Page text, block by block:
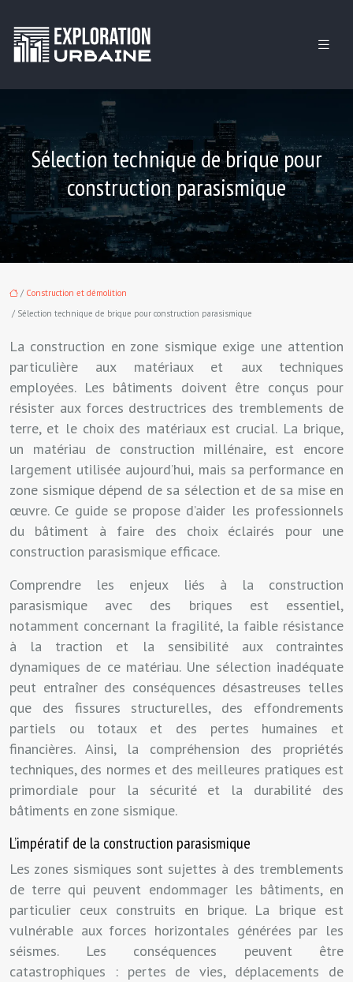
Sélection technique de brique pour
construction parasismique
/ Construction et démolition
/ Sélection technique de brique pour construction parasismique
La construction en zone sismique exige une attention
particulière aux matériaux et aux techniques
employées. Les bâtiments doivent être conçus pour
résister aux forces destructrices des tremblements de
terre, et le choix des matériaux est crucial. La brique,
un matériau de construction millénaire, est encore
largement utilisée aujourd’hui, mais sa performance en
zone sismique dépend de sa sélection et de sa mise en
œuvre. Ce guide se propose d’aider les professionnels
du bâtiment à faire des choix éclairés pour une
construction parasismique efficace.
Comprendre les enjeux liés à la construction
parasismique avec des briques est essentiel,
notamment concernant la fragilité, la faible résistance
à la traction et la sensibilité aux contraintes
dynamiques de ce matériau. Une sélection inadéquate
peut entraîner des conséquences désastreuses telles
que des fissures structurelles, des effondrements
partiels ou totaux et des pertes humaines et
financières. Ainsi, la compréhension des propriétés
techniques, des normes et des meilleures pratiques est
primordiale pour la sécurité et la durabilité des
bâtiments en zone sismique.
L’impératif de la construction parasismique
Les zones sismiques sont sujettes à des tremblements
de terre qui peuvent endommager les bâtiments, en
particulier ceux construits en brique. La brique est
vulnérable aux forces horizontales générées par les
séismes. Les conséquences peuvent être
catastrophiques : pertes de vies, déplacements de